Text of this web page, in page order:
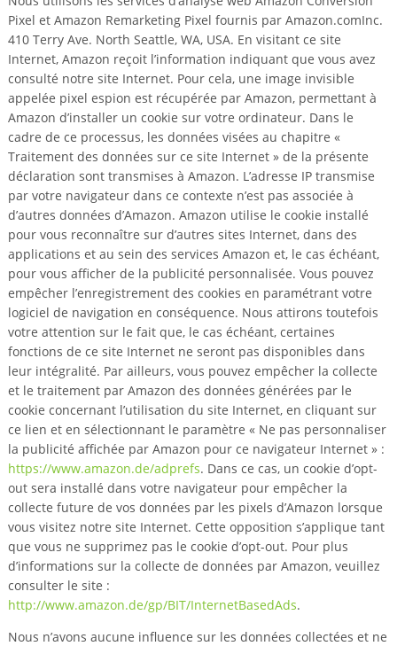
Pixel et Amazon Remarketing Pixel fournis par Amazon.comInc.
410 Terry Ave. North Seattle, WA, USA. En visitant ce site
Internet, Amazon reçoit l’information indiquant que vous avez
consulté notre site Internet. Pour cela, une image invisible
appelée pixel espion est récupérée par Amazon, permettant à
Amazon d’installer un cookie sur votre ordinateur. Dans le
cadre de ce processus, les données visées au chapitre «
Traitement des données sur ce site Internet » de la présente
déclaration sont transmises à Amazon. L’adresse IP transmise
par votre navigateur dans ce contexte n’est pas associée à
d’autres données d’Amazon. Amazon utilise le cookie installé
pour vous reconnaître sur d’autres sites Internet, dans des
applications et au sein des services Amazon et, le cas échéant,
pour vous afficher de la publicité personnalisée. Vous pouvez
empêcher l’enregistrement des cookies en paramétrant votre
logiciel de navigation en conséquence. Nous attirons toutefois
votre attention sur le fait que, le cas échéant, certaines
fonctions de ce site Internet ne seront pas disponibles dans
leur intégralité. Par ailleurs, vous pouvez empêcher la collecte
et le traitement par Amazon des données générées par le
cookie concernant l’utilisation du site Internet, en cliquant sur
ce lien et en sélectionnant le paramètre « Ne pas personnaliser
la publicité affichée par Amazon pour ce navigateur Internet » :
https://www.amazon.de/adprefs. Dans ce cas, un cookie d’opt-
out sera installé dans votre navigateur pour empêcher la
collecte future de vos données par les pixels d’Amazon lorsque
vous visitez notre site Internet. Cette opposition s’applique tant
que vous ne supprimez pas le cookie d’opt-out. Pour plus
d’informations sur la collecte de données par Amazon, veuillez
consulter le site :
http://www.amazon.de/gp/BIT/InternetBasedAds.
Nous n’avons aucune influence sur les données collectées et ne